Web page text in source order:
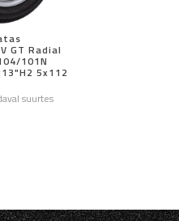
GT Radial
101N
5x112
suurtes